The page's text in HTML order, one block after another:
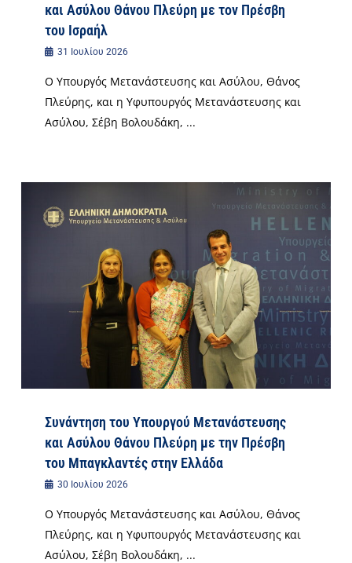
και Ασύλου Θάνου Πλεύρη με τον Πρέσβη
του Ισραήλ
31 Ιουλίου 2026
Ο Υπουργός Μετανάστευσης και Ασύλου, Θάνος
Πλεύρης, και η Υφυπουργός Μετανάστευσης και
Ασύλου, Σέβη Βολουδάκη, ...
Συνάντηση του Υπουργού Μετανάστευσης
και Ασύλου Θάνου Πλεύρη με την Πρέσβη
του Μπαγκλαντές στην Ελλάδα
30 Ιουλίου 2026
Ο Υπουργός Μετανάστευσης και Ασύλου, Θάνος
Πλεύρης, και η Υφυπουργός Μετανάστευσης και
Ασύλου, Σέβη Βολουδάκη, ...